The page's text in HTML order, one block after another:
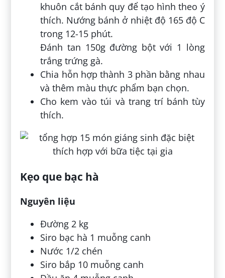
khuôn cắt bánh quy để tạo hình theo ý
thích. Nướng bánh ở nhiệt độ 165 độ C
trong 12-15 phút.
Đánh tan 150g đường bột với 1 lòng
trắng trứng gà.
Chia hỗn hợp thành 3 phần bằng nhau
và thêm màu thực phẩm bạn chọn.
Cho kem vào túi và trang trí bánh tùy
thích.
Kẹo que bạc hà
Nguyên liệu
Đường 2 kg
Siro bạc hà 1 muỗng canh
Nước 1/2 chén
Siro bắp 10 muỗng canh